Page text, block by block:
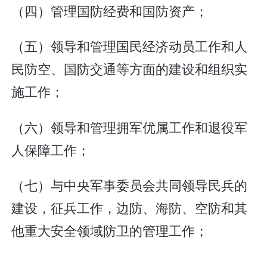
（四）管理国防经费和国防资产；
（五）领导和管理国民经济动员工作和人
民防空、国防交通等方面的建设和组织实
施工作；
（六）领导和管理拥军优属工作和退役军
人保障工作；
（七）与中央军事委员会共同领导民兵的
建设，征兵工作，边防、海防、空防和其
他重大安全领域防卫的管理工作；